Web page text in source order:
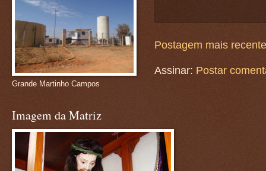
Postagem mais recente
Assinar: Postar
Grande Martinho Campos
Imagem da Matriz